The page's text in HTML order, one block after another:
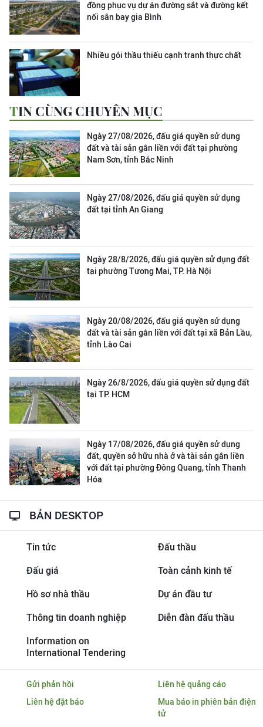
đồng phục vụ dự án đường sắt và đường kết
nối sân bay gia Bình
Nhiều gói thầu thiếu cạnh tranh thực chất
TIN CÙNG CHUYÊN MỤC
Ngày 27/08/2026, đấu giá quyền sử dụng
đất và tài sản gắn liền với đất tại phường
Nam Sơn, tỉnh Bắc Ninh
Ngày 27/08/2026, đấu giá quyền sử dụng
đất tại tỉnh An Giang
Ngày 28/8/2026, đấu giá quyền sử dụng đất
tại phường Tương Mai, TP. Hà Nội
Ngày 20/08/2026, đấu giá quyền sử dụng
đất và tài sản gắn liền với đất tại xã Bản Lầu,
tỉnh Lào Cai
Ngày 26/8/2026, đấu giá quyền sử dụng đất
tại TP. HCM
Ngày 17/08/2026, đấu giá quyền sử dụng
đất, quyền sở hữu nhà ở và tài sản gắn liền
với đất tại phường Đông Quang, tỉnh Thanh
Hóa
BẢN DESKTOP
Tin tức Đấu thầu
Đấu giá Toàn cảnh kinh tế
Hồ sơ nhà thầu Dự án đầu tư
Thông tin doanh nghiệp Diễn đàn đấu thầu
Information on
International Tendering
Gửi phản hồi
Liên hệ quảng cáo
Liên hệ đặt báo
Mua báo in phiên bản điện
tử